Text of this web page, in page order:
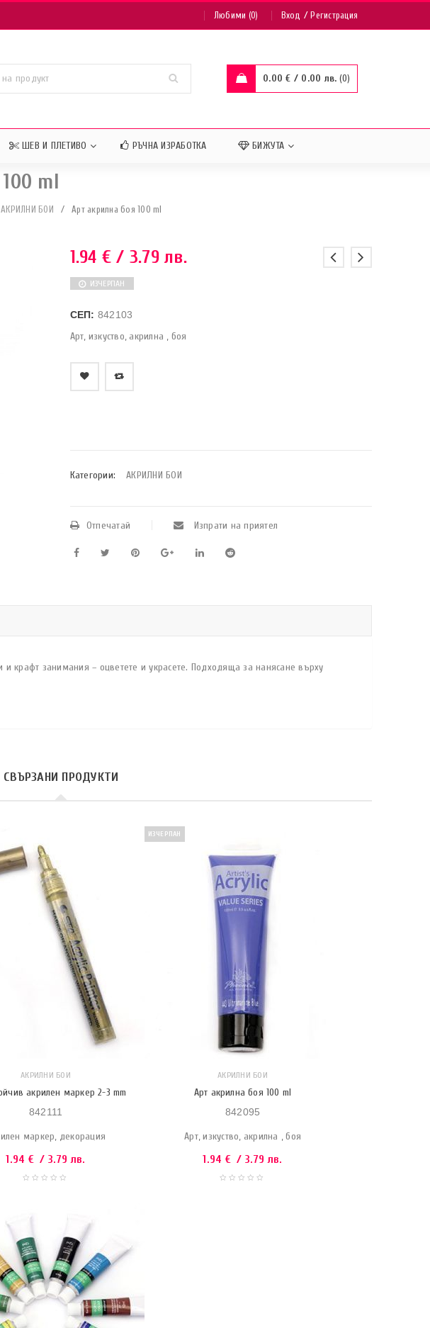
Любими (0) Вход /Регистрация
0.00€ / 0.00 лв. 0
ШЕВ И ПЛЕТИВО РЪЧНА ИЗРАБОТКА БИЖУТА
ml
АКРИЛНИ БОИ / Арт акрилна боя 100 ml
1.94 € / 3.79 лв.
ИЗЧЕРПАН
СЕП: 842103
Арт, изкуство, акрилна , боя
Категории: АКРИЛНИ БОИ
Отпечатай Изпрати на приятел
крафт занимания – оцветете и украсете. Подходяща за нанясане върху
СВЪРЗАНИ ПРОДУКТИ
АКРИЛНИ БОИ
акрилен маркер 2-3 mm
842111
маркер, декорация
1.94 € / 3.79 лв.
ИЗЧЕРПАН
АКРИЛНИ БОИ
Арт акрилна боя 100 ml
842095
Арт, изкуство, акрилна , боя
1.94 € / 3.79 лв.